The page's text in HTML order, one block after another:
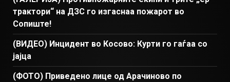
трактори“ на ДЗС го изгаснаа пожарот во
Сопиште!
(ВИДЕО) Инцидент во Косово: Курти го гаѓаа со
јајца
(ФОТО) Приведено лице од Арачиново по